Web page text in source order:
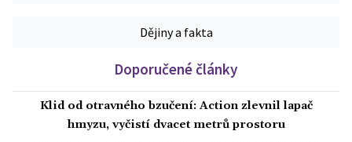
Dějiny a fakta
Doporučené články
Klid od otravného bzučení: Action zlevnil lapač
hmyzu, vyčistí dvacet metrů prostoru